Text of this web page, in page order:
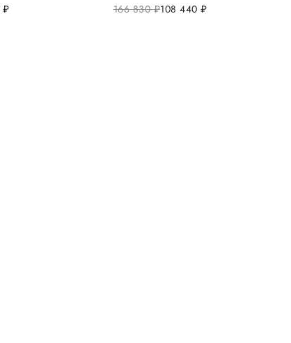
руб. 166 830руб.108 440 руб.